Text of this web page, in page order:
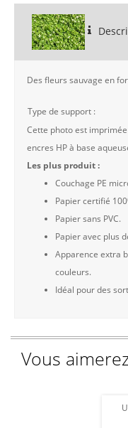
Des fleurs sauvage en
Type de support :
Cette photo est
encres HP à base
Les plus produit :
Couchage PE
Papier certifié
Papier sans PVC.
Papier avec plus
Apparence extra
couleurs.
Idéal pour des
Vous